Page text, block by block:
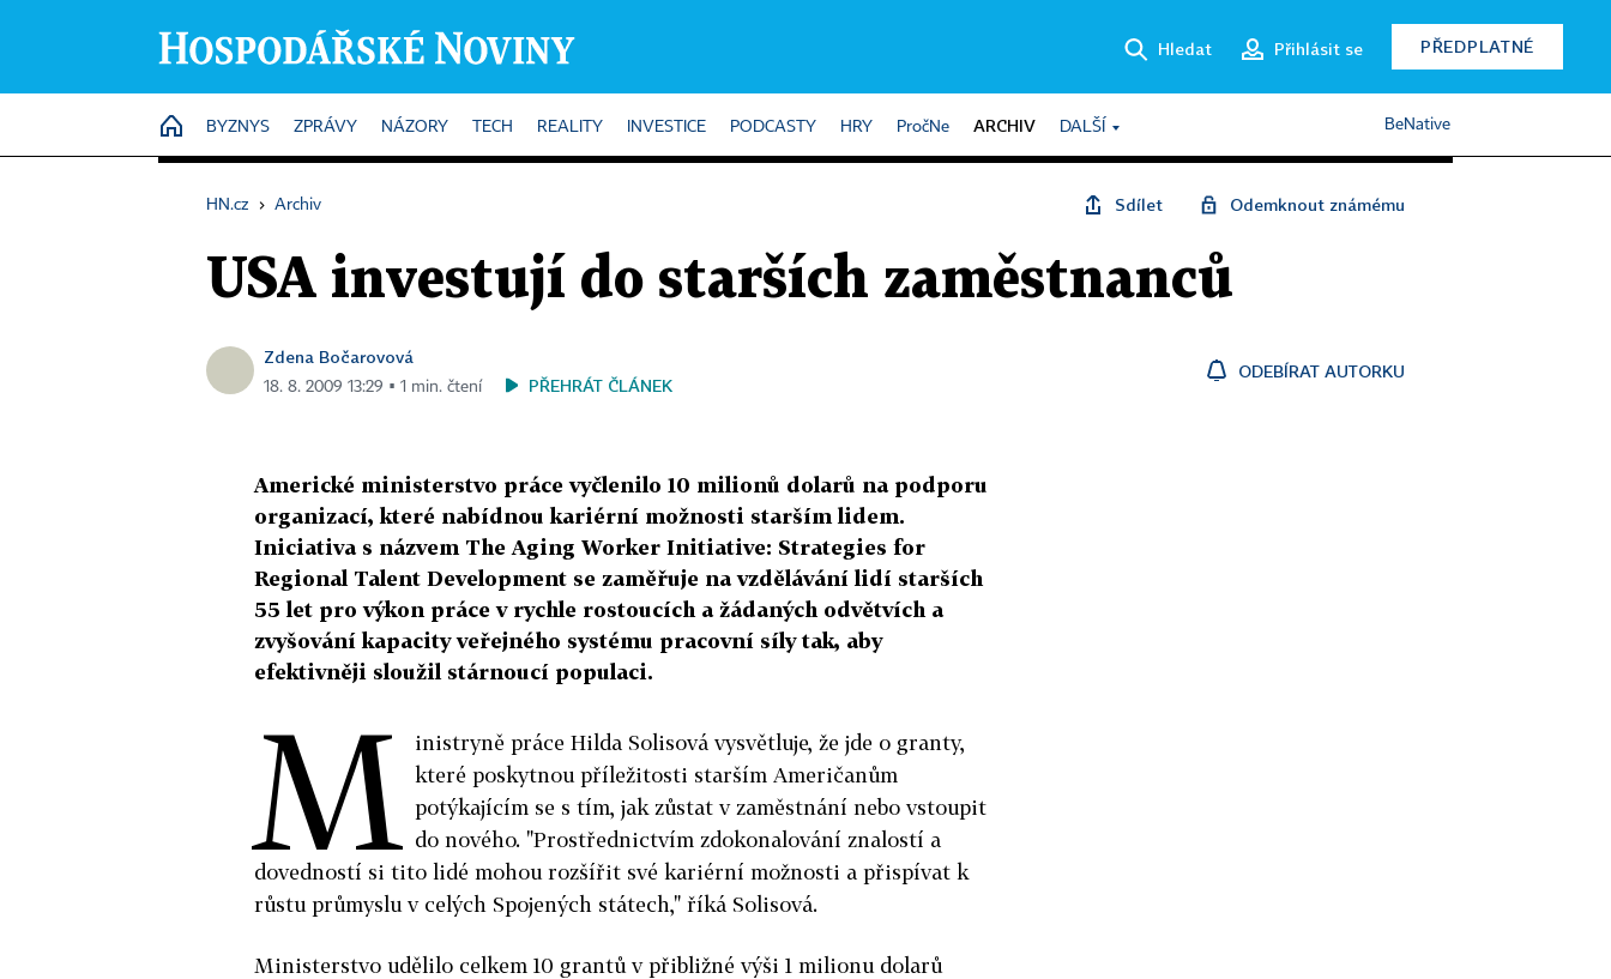
Hledat Přihlásit se PŘEDPLATNÉ
HOME
BYZNYS ZPRÁVY NÁZORY TECH REALITY INVESTICE PODCASTY HRY PročNe ARCHIV DALŠÍ BeNative
HN.cz › Archiv Sdílet Odemknout známému
USA investují do starších zaměstnanců
Zdena Bočarovová
18. 8. 2009 13:29 ▪ 1 min. čtení PŘEHRÁT ČLÁNEK
ODEBÍRAT AUTORKU
Americké ministerstvo práce vyčlenilo 10 milionů dolarů na podporu
organizací, které nabídnou kariérní možnosti starším lidem.
Iniciativa s názvem The Aging Worker Initiative: Strategies for
Regional Talent Development se zaměřuje na vzdělávání lidí starších
55 let pro výkon práce v rychle rostoucích a žádaných odvětvích a
zvyšování kapacity veřejného systému pracovní síly tak, aby
efektivněji sloužil stárnoucí populaci.
M inistryně práce Hilda Solisová vysvětluje, že jde o granty,
které poskytnou příležitosti starším Američanům
potýkajícím se s tím, jak zůstat v zaměstnání nebo vstoupit
do nového. "Prostřednictvím zdokonalování znalostí a
dovedností si tito lidé mohou rozšířit své kariérní možnosti a přispívat k
růstu průmyslu v celých Spojených státech," říká Solisová.
Ministerstvo udělilo celkem 10 grantů v přibližné výši 1 milionu dolarů